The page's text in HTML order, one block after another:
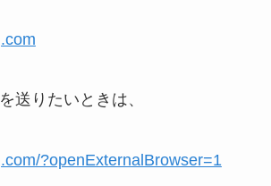
送りたいときは、
?openExternalBrowser=1